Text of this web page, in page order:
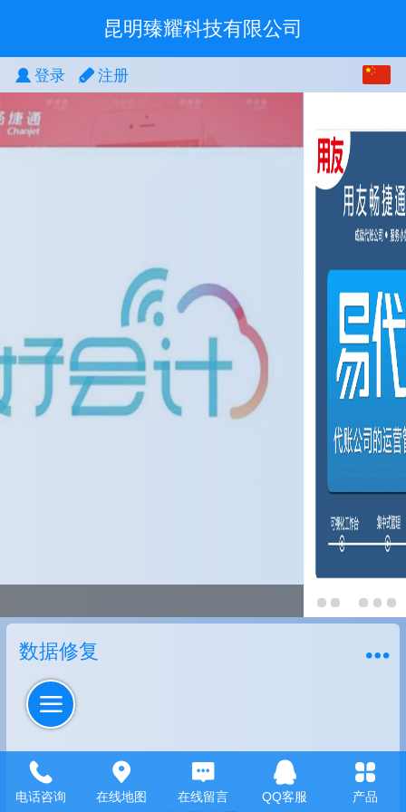
昆明臻耀科技有限公司
登录 注册
繁体
数据修复
电话咨询 在线地图 在线留言 QQ客服 产品